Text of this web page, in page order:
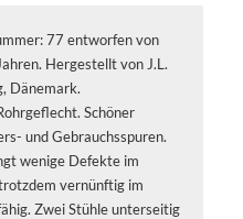
77 entworfen von
Hergestellt von J.L.
Dänemark.
Schöner
und Gebrauchsspuren.
wenige Defekte im
vernünftig im
Zwei Stühle unterseitig